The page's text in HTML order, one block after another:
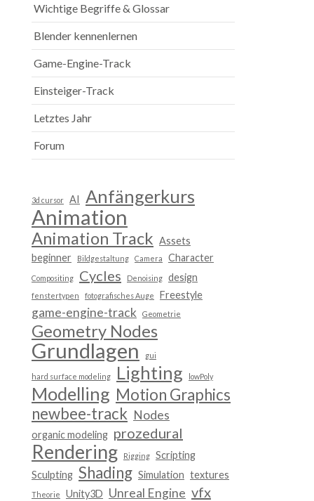
Wichtige Begriffe & Glossar
Blender kennenlernen
Game-Engine-Track
Einsteiger-Track
Letztes Jahr
Forum
3d cursor AI Anfängerkurs
Animation
Animation Track Assets
beginner
Bildgestaltung Camera Character
Compositing Cycles Denoising design
fenstertypen fotografisches Auge Freestyle
game-engine-track Geometrie
Geometry Nodes
Grundlagen gui
hard surface modeling Lighting lowPoly
Modelling Motion Graphics
newbee-track Nodes
organic modeling prozedural
Rendering Rigging
Scripting
Sculpting Shading Simulation textures
Theorie Unity3D Unreal Engine vfx